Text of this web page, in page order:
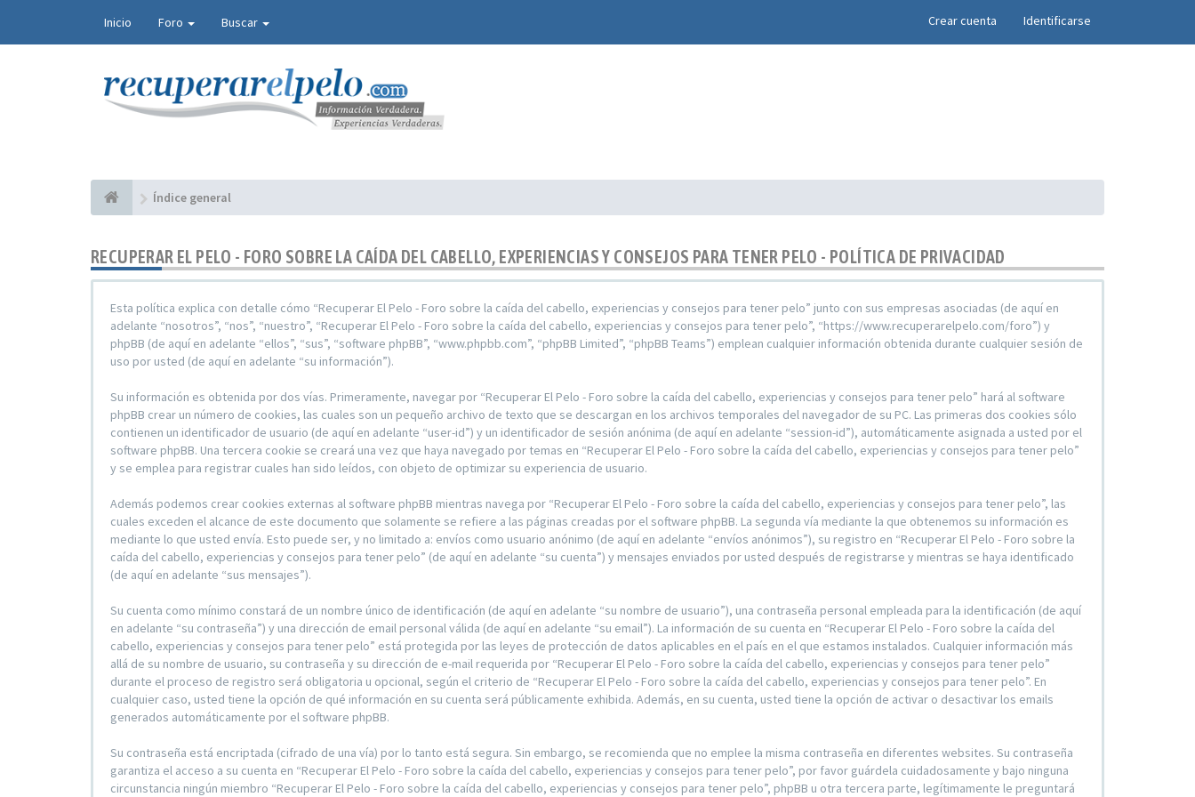
Inicio Foro Buscar Crear cuenta Identificarse ×
Índice general
RECUPERAR EL PELO - FORO SOBRE LA CAÍDA DEL CABELLO, EXPERIENCIAS Y CONSEJOS PARA TENER PELO - POLÍTICA DE PRIVACIDAD
Esta política explica con detalle cómo “Recuperar El Pelo - Foro sobre la caída del cabello, experiencias y consejos para tener pelo” junto con sus empresas asociadas (de aquí en
adelante “nosotros”, “nos”, “nuestro”, “Recuperar El Pelo - Foro sobre la caída del cabello, experiencias y consejos para tener pelo”, “https://www.recuperarelpelo.com/foro”) y
phpBB (de aquí en adelante “ellos”, “sus”, “software phpBB”, “www.phpbb.com”, “phpBB Limited”, “phpBB Teams”) emplean cualquier información obtenida durante cualquier sesión de
uso por usted (de aquí en adelante “su información”).
Su información es obtenida por dos vías. Primeramente, navegar por “Recuperar El Pelo - Foro sobre la caída del cabello, experiencias y consejos para tener pelo” hará al software
phpBB crear un número de cookies, las cuales son un pequeño archivo de texto que se descargan en los archivos temporales del navegador de su PC. Las primeras dos cookies sólo
contienen un identificador de usuario (de aquí en adelante “user-id”) y un identificador de sesión anónima (de aquí en adelante “session-id”), automáticamente asignada a usted por el
software phpBB. Una tercera cookie se creará una vez que haya navegado por temas en “Recuperar El Pelo - Foro sobre la caída del cabello, experiencias y consejos para tener pelo”
y se emplea para registrar cuales han sido leídos, con objeto de optimizar su experiencia de usuario.
Además podemos crear cookies externas al software phpBB mientras navega por “Recuperar El Pelo - Foro sobre la caída del cabello, experiencias y consejos para tener pelo”, las
cuales exceden el alcance de este documento que solamente se refiere a las páginas creadas por el software phpBB. La segunda vía mediante la que obtenemos su información es
mediante lo que usted envía. Esto puede ser, y no limitado a: envíos como usuario anónimo (de aquí en adelante “envíos anónimos”), su registro en “Recuperar El Pelo - Foro sobre la
caída del cabello, experiencias y consejos para tener pelo” (de aquí en adelante “su cuenta”) y mensajes enviados por usted después de registrarse y mientras se haya identificado
(de aquí en adelante “sus mensajes”).
Su cuenta como mínimo constará de un nombre único de identificación (de aquí en adelante “su nombre de usuario”), una contraseña personal empleada para la identificación (de aquí
en adelante “su contraseña”) y una dirección de email personal válida (de aquí en adelante “su email”). La información de su cuenta en “Recuperar El Pelo - Foro sobre la caída del
cabello, experiencias y consejos para tener pelo” está protegida por las leyes de protección de datos aplicables en el país en el que estamos instalados. Cualquier información más
allá de su nombre de usuario, su contraseña y su dirección de e-mail requerida por “Recuperar El Pelo - Foro sobre la caída del cabello, experiencias y consejos para tener pelo”
durante el proceso de registro será obligatoria u opcional, según el criterio de “Recuperar El Pelo - Foro sobre la caída del cabello, experiencias y consejos para tener pelo”. En
cualquier caso, usted tiene la opción de qué información en su cuenta será públicamente exhibida. Además, en su cuenta, usted tiene la opción de activar o desactivar los emails
generados automáticamente por el software phpBB.
Su contraseña está encriptada (cifrado de una vía) por lo tanto está segura. Sin embargo, se recomienda que no emplee la misma contraseña en diferentes websites. Su contraseña
garantiza el acceso a su cuenta en “Recuperar El Pelo - Foro sobre la caída del cabello, experiencias y consejos para tener pelo”, por favor guárdela cuidadosamente y bajo ninguna
circunstancia ningún miembro “Recuperar El Pelo - Foro sobre la caída del cabello, experiencias y consejos para tener pelo”, phpBB u otra tercera parte, legítimamente le preguntará